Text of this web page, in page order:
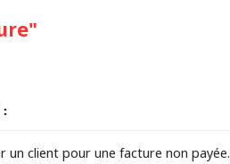
un client pour une facture non payée.